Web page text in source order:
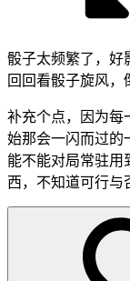
骰子太频繁了，好
回回看骰子旋风，
补充个点，因为每
始那会一闪而过的
能不能对局常驻用
西，不知道可行与